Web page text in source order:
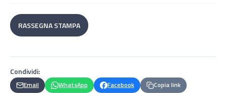
RASSEGNA STAMPA
Condividi:
Email WhatsApp Facebook Copia link